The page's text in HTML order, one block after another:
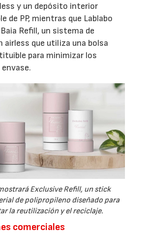
y un depósito interior
de PP, mientras que Lablabo
Refill, un sistema de
airless que utiliza una bolsa
para minimizar los
Exclusive Refill, un stick
de polipropileno diseñado para
la reutilización y el reciclaje.
comerciales